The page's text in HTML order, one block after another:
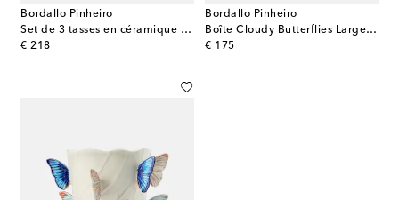
Bordallo Pinheiro
Set de 3 tasses en céramique Jardim De Insetos
€ 218
original price
Bordallo Pinheiro
Boîte Cloudy Butterflies Large par Claudia Schiffer
€ 175
original price